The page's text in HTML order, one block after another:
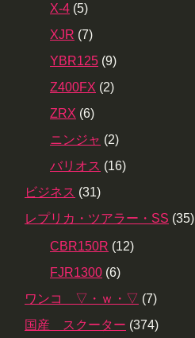
X-4 (5)
XJR (7)
YBR125 (9)
Z400FX (2)
ZRX (6)
ニンジャ (2)
バリオス (16)
ビジネス (31)
レプリカ・ツアラー・SS (35)
CBR150R (12)
FJR1300 (6)
ワンコ ▽・ｗ・▽ (7)
国産 スクーター (374)